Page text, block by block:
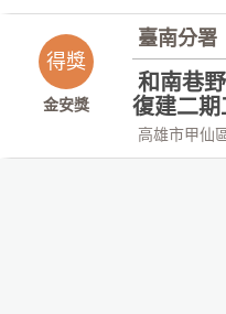
得獎
金安獎
臺南分署
和南巷
復建二期
高雄市甲仙